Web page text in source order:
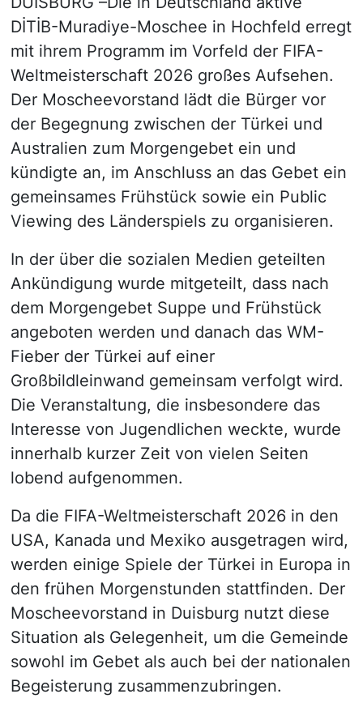
DİTİB-Muradiye-Moschee in Hochfeld erregt
mit ihrem Programm im Vorfeld der FIFA-
Weltmeisterschaft 2026 großes Aufsehen.
Der Moscheevorstand lädt die Bürger vor
der Begegnung zwischen der Türkei und
Australien zum Morgengebet ein und
kündigte an, im Anschluss an das Gebet ein
gemeinsames Frühstück sowie ein Public
Viewing des Länderspiels zu organisieren.
In der über die sozialen Medien geteilten
Ankündigung wurde mitgeteilt, dass nach
dem Morgengebet Suppe und Frühstück
angeboten werden und danach das WM-
Fieber der Türkei auf einer
Großbildleinwand gemeinsam verfolgt wird.
Die Veranstaltung, die insbesondere das
Interesse von Jugendlichen weckte, wurde
innerhalb kurzer Zeit von vielen Seiten
lobend aufgenommen.
Da die FIFA-Weltmeisterschaft 2026 in den
USA, Kanada und Mexiko ausgetragen wird,
werden einige Spiele der Türkei in Europa in
den frühen Morgenstunden stattfinden. Der
Moscheevorstand in Duisburg nutzt diese
Situation als Gelegenheit, um die Gemeinde
sowohl im Gebet als auch bei der nationalen
Begeisterung zusammenzubringen.